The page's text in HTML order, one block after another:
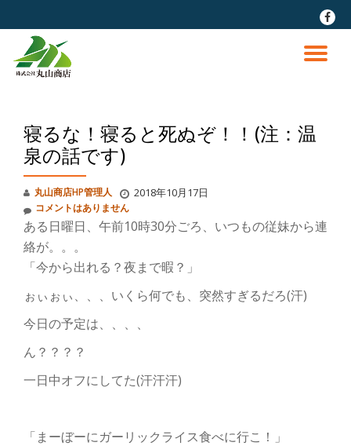
fa-
ナ
ゲ
シ
寝るな！寝ると死ぬぞ！！(注：温
泉の話です)
丸山商店HP管理人 2018年10月17日
コメントはありません
ある日曜日、午前10時30分ごろ、いつもの従妹から連
絡が。。。
「今から出れる？夜まで暇？」
ぉぃぉぃ、、、いくら何でも、突然すぎるだろ(汗)
今日の予定は、、、、
ん？？？？
一日中オフにしてた(汗汗汗)
「まーぼーにガーリックライス食べに行こ！」